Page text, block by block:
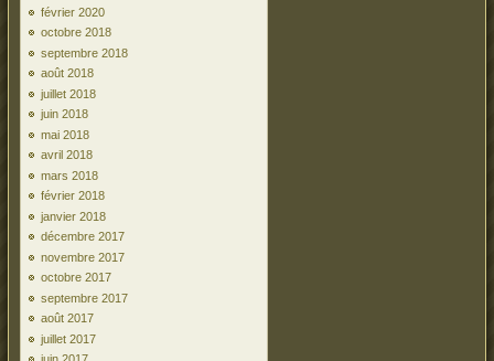
février 2020
octobre 2018
septembre 2018
août 2018
juillet 2018
juin 2018
mai 2018
avril 2018
mars 2018
février 2018
janvier 2018
décembre 2017
novembre 2017
octobre 2017
septembre 2017
août 2017
juillet 2017